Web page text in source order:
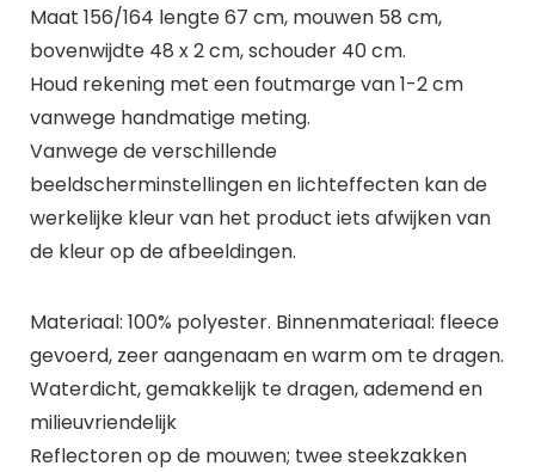
Maat 156/164 lengte 67 cm, mouwen 58 cm,
bovenwijdte 48 x 2 cm, schouder 40 cm.
Houd rekening met een foutmarge van 1-2 cm
vanwege handmatige meting.
Vanwege de verschillende
beeldscherminstellingen en lichteffecten kan de
werkelijke kleur van het product iets afwijken van
de kleur op de afbeeldingen.
Materiaal: 100% polyester. Binnenmateriaal: fleece
gevoerd, zeer aangenaam en warm om te dragen.
Waterdicht, gemakkelijk te dragen, ademend en
milieuvriendelijk
Reflectoren op de mouwen; twee steekzakken